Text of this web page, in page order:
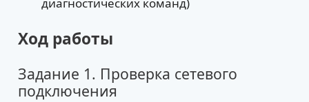
диагностических команд)
Ход работы
Задание 1. Проверка сетевого
подключения